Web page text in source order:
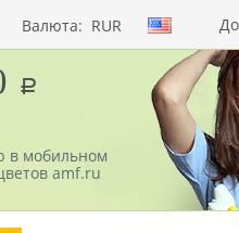
a
в мобильном
amf.ru
Валюта: RUR